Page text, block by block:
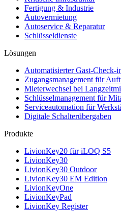
Fertigung & Industrie
Autovermietung
Autoservice & Reparatur
Schlüsseldienste
Lösungen
Automatisierter Gast-Check-
Zugangsmanagement für
Mieterwechsel bei
Schlüsselmanagement für
Serviceautomation für
Digitale Schalterübergaben
Produkte
LivionKey20 für iLOQ S5
LivionKey30
LivionKey30 Outdoor
LivionKey30 EM Edition
LivionKeyOne
LivionKeyPad
LivionKey Register